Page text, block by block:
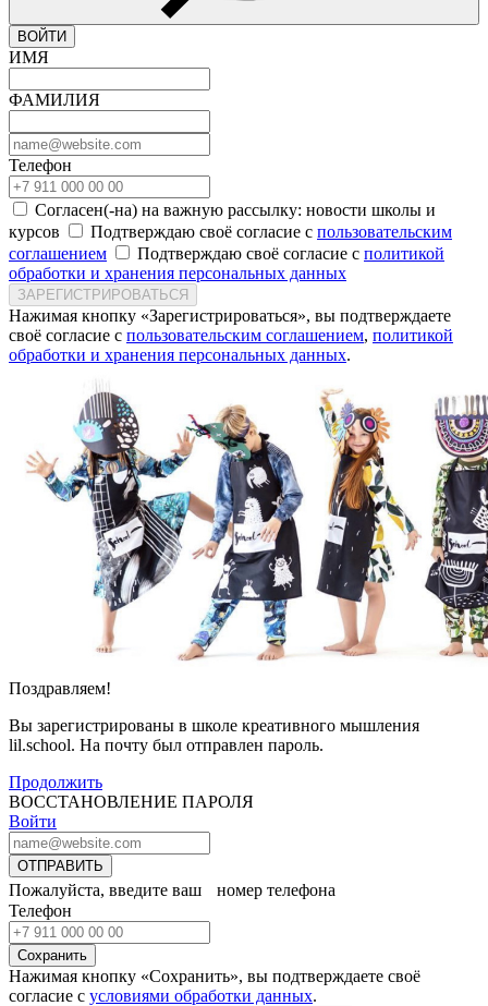
ВОЙТИ
ИМЯ
ФАМИЛИЯ
Телефон
Согласен(-на) на важную рассылку: новости школы и
курсов
Подтверждаю своё согласие с пользовательским
соглашением
Подтверждаю своё согласие с политикой
обработки и хранения персональных данных
ЗАРЕГИСТРИРОВАТЬСЯ
Нажимая кнопку «Зарегистрироваться», вы подтверждаете
своё согласие с пользовательским соглашением, политикой
обработки и хранения персональных данных.
Поздравляем!
Вы зарегистрированы в школе креативного мышления
lil.school. На почту был отправлен пароль.
Продолжить
ВОССТАНОВЛЕНИЕ ПАРОЛЯ
Войти
ОТПРАВИТЬ
Пожалуйста, введите ваш номер телефона
Телефон
Сохранить
Нажимая кнопку «Сохранить», вы подтверждаете своё
согласие с условиями обработки данных.